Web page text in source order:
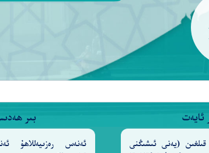
ئايەت
قىلغىن (يەنى ئىشىڭنى
بىر
ئەنەس رەزىيەللاھۇ
«سىلەرنىڭ شەرىئىتىڭلاردا ئوغرىنىڭ